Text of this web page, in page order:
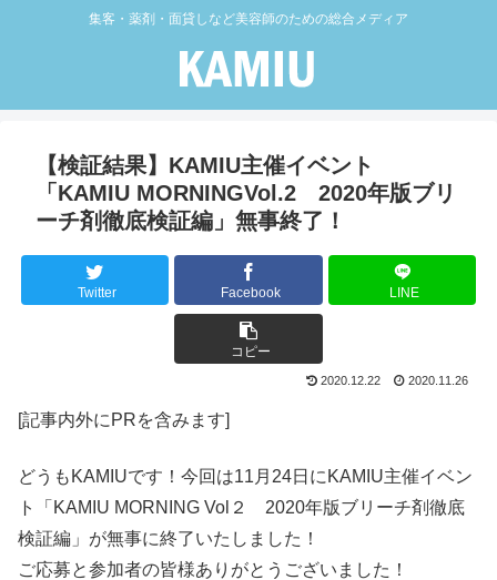
集客・薬剤・面貸しなど美容師のための総合メディア
【検証結果】KAMIU主催イベント
「KAMIU MORNINGVol.2 2020年版ブリ
ーチ剤徹底検証編」無事終了！
Twitter Facebook LINE
コピー
2020.12.22 2020.11.26
[記事内外にPRを含みます]
どうもKAMIUです！今回は11月24日にKAMIU主催イベン
ト「KAMIU MORNING Vol２ 2020年版ブリーチ剤徹底
検証編」が無事に終了いたしました！
ご応募と参加者の皆様ありがとうございました！